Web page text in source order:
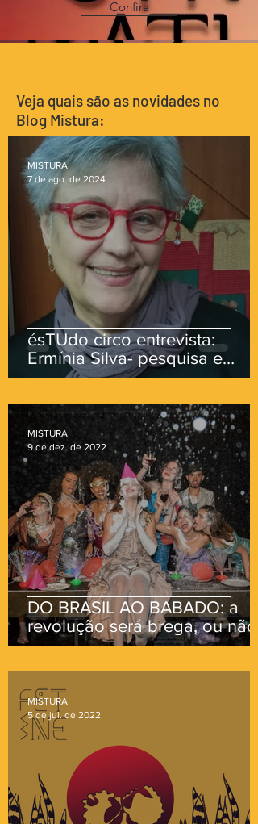
Confira
Veja quais são as novidades no
Blog Mistura:
ésTUdo circo entrevista:
Ermínia Silva- pesquisa e
percepções sobre os saberes
MISTURA
7 de ago. de 2024
DO BRASIL AO BABADO: a
revolução será brega, ou não
será.
MISTURA
9 de dez. de 2022
MISTURA
5 de jul. de 2022